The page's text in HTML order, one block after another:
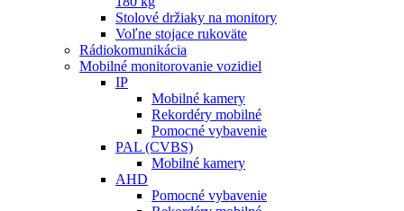
Stolové držiaky na monitory
Voľne stojace rukoväte
Rádiokomunikácia
Mobilné monitorovanie vozidiel
IP
Mobilné kamery
Rekordéry mobilné
Pomocné vybavenie
PAL (CVBS)
Mobilné kamery
AHD
Pomocné vybavenie